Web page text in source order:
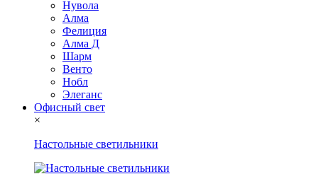
Нувола
Алма
Фелиция
Алма Д
Шарм
Венто
Нобл
Элеганс
Офисный свет
×
Настольные светильники